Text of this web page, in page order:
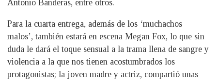
Antonio Banderas, entre otros.
Para la cuarta entrega, además de los ‘muchachos
malos’, también estará en escena Megan Fox, lo que sin
duda le dará el toque sensual a la trama llena de sangre y
violencia a la que nos tienen acostumbrados los
protagonistas; la joven madre y actriz, compartió unas